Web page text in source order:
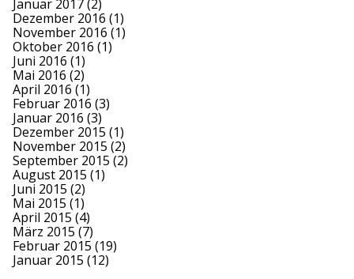
Januar 2017(2)
Dezember 2016 (1)
November 2016 (1)
Oktober 2016 (1)
Juni 2016 (1)
Mai 2016 (2)
April 2016 (1)
Februar 2016 (3)
Januar 2016 (3)
Dezember 2015 (1)
November 2015 (2)
September 2015 (2)
August 2015 (1)
Juni 2015 (2)
Mai 2015 (1)
April 2015 (4)
März 2015 (7)
Februar 2015 (19)
Januar 2015 (12)